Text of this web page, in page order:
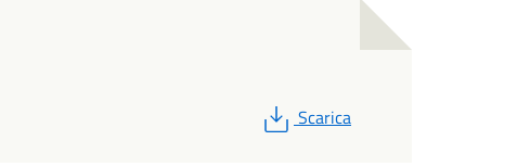
PDF
Scarica